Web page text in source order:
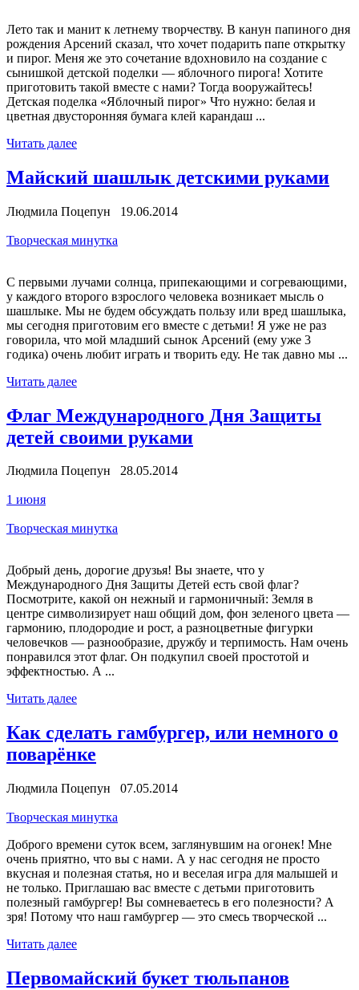
Лето так и манит к летнему творчеству. В канун папиного дня
рождения Арсений сказал, что хочет подарить папе открытку
и пирог. Меня же это сочетание вдохновило на создание с
сынишкой детской поделки — яблочного пирога! Хотите
приготовить такой вместе с нами? Тогда вооружайтесь!
Детская поделка «Яблочный пирог» Что нужно: белая и
цветная двусторонняя бумага клей карандаш ...
Читать далее
Майский шашлык детскими руками
Людмила Поцепун 19.06.2014
Творческая минутка
С первыми лучами солнца, припекающими и согревающими,
у каждого второго взрослого человека возникает мысль о
шашлыке. Мы не будем обсуждать пользу или вред шашлыка,
мы сегодня приготовим его вместе с детьми! Я уже не раз
говорила, что мой младший сынок Арсений (ему уже 3
годика) очень любит играть и творить еду. Не так давно мы ...
Читать далее
Флаг Международного Дня Защиты
детей своими руками
Людмила Поцепун 28.05.2014
1 июня
Творческая минутка
Добрый день, дорогие друзья! Вы знаете, что у
Международного Дня Защиты Детей есть свой флаг?
Посмотрите, какой он нежный и гармоничный: Земля в
центре символизирует наш общий дом, фон зеленого цвета —
гармонию, плодородие и рост, а разноцветные фигурки
человечков — разнообразие, дружбу и терпимость. Нам очень
понравился этот флаг. Он подкупил своей простотой и
эффектностью. А ...
Читать далее
Как сделать гамбургер, или немного о
поварёнке
Людмила Поцепун 07.05.2014
Творческая минутка
Доброго времени суток всем, заглянувшим на огонек! Мне
очень приятно, что вы с нами. А у нас сегодня не просто
вкусная и полезная статья, но и веселая игра для малышей и
не только. Приглашаю вас вместе с детьми приготовить
полезный гамбургер! Вы сомневаетесь в его полезности? А
зря! Потому что наш гамбургер — это смесь творческой ...
Читать далее
Первомайский букет тюльпанов